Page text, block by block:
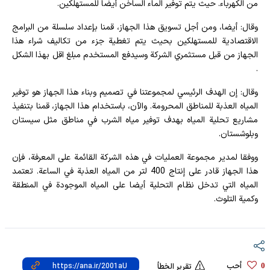
من الكهرباء. حيث يتم توفير الماء الساخن أيضا للمستهلكين.
وقال: أيضا، ومن أجل تسويق هذا الجهاز، قمنا بإعداد سلسلة من البرامج
الاقتصادية للمستهلكين بحيث يتم تغطية جزء من تكاليف شراء هذا
الجهاز من قبل مستثمري الشركة وسيدفع المستخدم مبلغ اقل بهذا الشكل
.
وقال: إن الهدف الرئيسي لمجموعتنا في تصميم وبناء هذا الجهاز هو توفير
المياه العذبة للمناطق المحرومة. والآن، باستخدام هذا الجهاز، قمنا بتنفيذ
مشاريع تحلية المياه بهدف توفير مياه الشرب في مناطق مثل سيستان
وبلوشستان.
ووفقا لمدير مجموعة العمليات في هذه الشركة القائمة على المعرفة، فإن
هذا الجهاز قادر على إنتاج 400 لتر من المياه العذبة في الساعة. تعتمد
المياه التي تدخل نظام التحلية أيضا على المياه الموجودة في المنطقة
وكمية التلوث.
0 أحب تقرير الخطأ